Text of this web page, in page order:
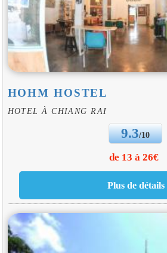
HOHM HOSTEL
HOTEL À CHIANG RAI
9.3/10
de 13 à 26€